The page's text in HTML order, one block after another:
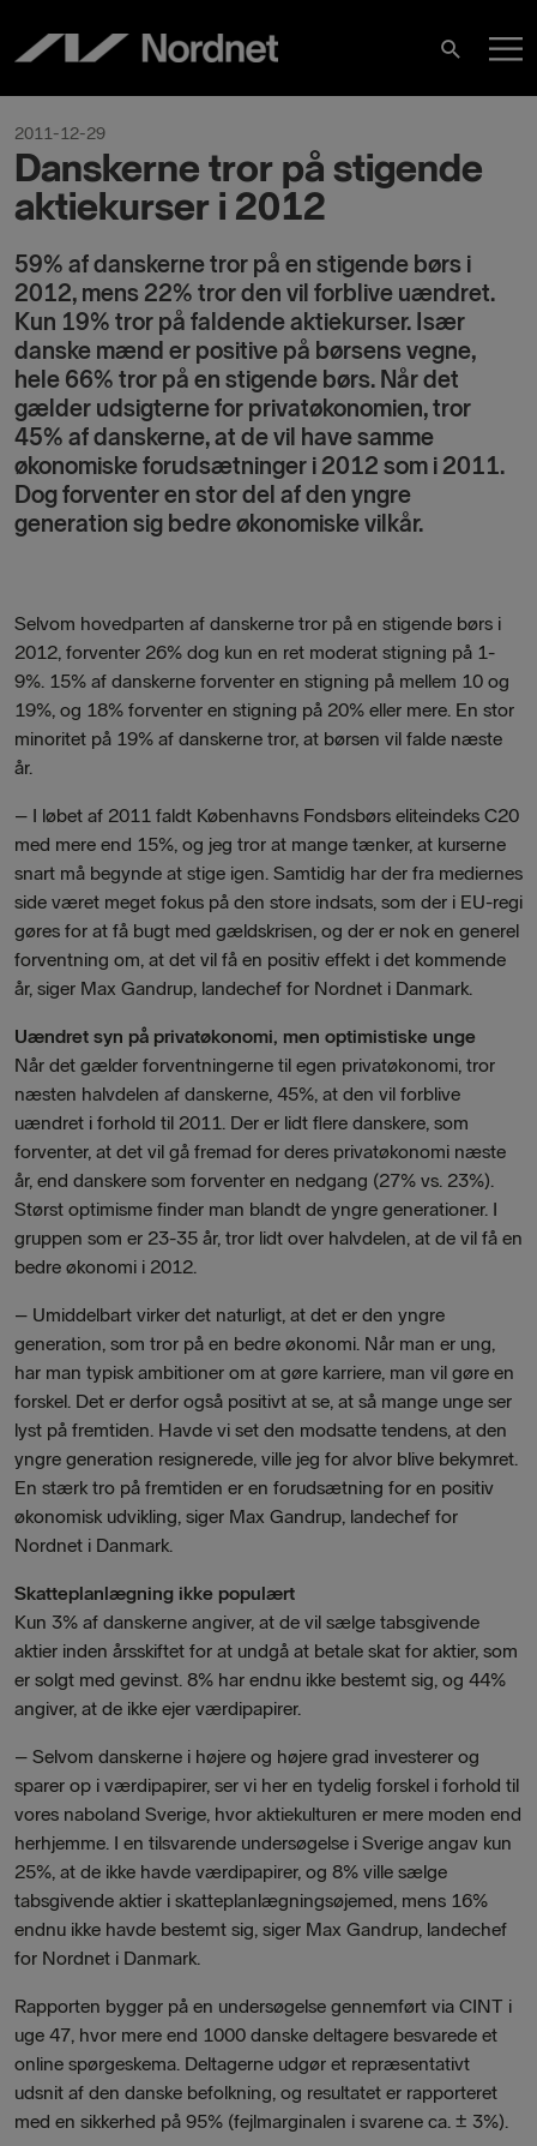
content
Search
2011-12-29
Danskerne tror på stigende
aktiekurser i 2012
59% af danskerne tror på en stigende børs i
2012, mens 22% tror den vil forblive uændret.
Kun 19% tror på faldende aktiekurser. Især
danske mænd er positive på børsens vegne,
hele 66% tror på en stigende børs. Når det
gælder udsigterne for privatøkonomien, tror
45% af danskerne, at de vil have samme
økonomiske forudsætninger i 2012 som i 2011.
Dog forventer en stor del af den yngre
generation sig bedre økonomiske vilkår.
Selvom hovedparten af danskerne tror på en stigende børs i
2012, forventer 26% dog kun en ret moderat stigning på 1-
9%. 15% af danskerne forventer en stigning på mellem 10 og
19%, og 18% forventer en stigning på 20% eller mere. En stor
minoritet på 19% af danskerne tror, at børsen vil falde næste
år.
– I løbet af 2011 faldt Københavns Fondsbørs eliteindeks C20
med mere end 15%, og jeg tror at mange tænker, at kurserne
snart må begynde at stige igen. Samtidig har der fra mediernes
side været meget fokus på den store indsats, som der i EU-regi
gøres for at få bugt med gældskrisen, og der er nok en generel
forventning om, at det vil få en positiv effekt i det kommende
år, siger Max Gandrup, landechef for Nordnet i Danmark.
Uændret syn på privatøkonomi, men optimistiske unge
Når det gælder forventningerne til egen privatøkonomi, tror
næsten halvdelen af danskerne, 45%, at den vil forblive
uændret i forhold til 2011. Der er lidt flere danskere, som
forventer, at det vil gå fremad for deres privatøkonomi næste
år, end danskere som forventer en nedgang (27% vs. 23%).
Størst optimisme finder man blandt de yngre generationer. I
gruppen som er 23-35 år, tror lidt over halvdelen, at de vil få en
bedre økonomi i 2012.
– Umiddelbart virker det naturligt, at det er den yngre
generation, som tror på en bedre økonomi. Når man er ung,
har man typisk ambitioner om at gøre karriere, man vil gøre en
forskel. Det er derfor også positivt at se, at så mange unge ser
lyst på fremtiden. Havde vi set den modsatte tendens, at den
yngre generation resignerede, ville jeg for alvor blive bekymret.
En stærk tro på fremtiden er en forudsætning for en positiv
økonomisk udvikling, siger Max Gandrup, landechef for
Nordnet i Danmark.
Skatteplanlægning ikke populært
Kun 3% af danskerne angiver, at de vil sælge tabsgivende
aktier inden årsskiftet for at undgå at betale skat for aktier, som
er solgt med gevinst. 8% har endnu ikke bestemt sig, og 44%
angiver, at de ikke ejer værdipapirer.
– Selvom danskerne i højere og højere grad investerer og
sparer op i værdipapirer, ser vi her en tydelig forskel i forhold til
vores naboland Sverige, hvor aktiekulturen er mere moden end
herhjemme. I en tilsvarende undersøgelse i Sverige angav kun
25%, at de ikke havde værdipapirer, og 8% ville sælge
tabsgivende aktier i skatteplanlægningsøjemed, mens 16%
endnu ikke havde bestemt sig, siger Max Gandrup, landechef
for Nordnet i Danmark.
Rapporten bygger på en undersøgelse gennemført via CINT i
uge 47, hvor mere end 1000 danske deltagere besvarede et
online spørgeskema. Deltagerne udgør et repræsentativt
udsnit af den danske befolkning, og resultatet er rapporteret
med en sikkerhed på 95% (fejlmarginalen i svarene ca. ± 3%).